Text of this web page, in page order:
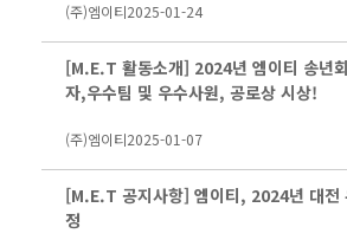
(주)엠이티2025-01-24
[M.E.T 활동소개] 2024년 엠이티 송년
자,우수팀 및 우수사원, 공로상 시상!
(주)엠이티2025-01-07
[M.E.T 공지사항] 엠이티, 2024년 대전
정